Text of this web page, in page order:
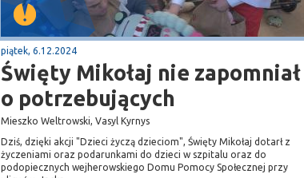
piątek, 6.12.2024
Święty Mikołaj nie zapomniał
o potrzebujących
Mieszko Weltrowski, Vasyl Kyrnys
Dziś, dzięki akcji "Dzieci życzą dzieciom", Święty Mikołaj dotarł z
życzeniami oraz podarunkami do dzieci w szpitalu oraz do
podopiecznych wejherowskiego Domu Pomocy Społecznej przy